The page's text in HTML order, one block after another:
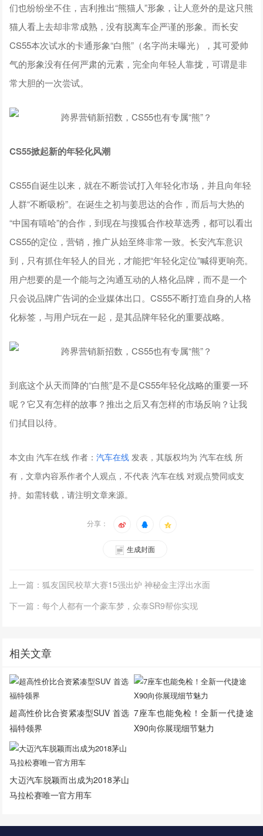
们也纷纷坐不住，吉利推出“熊猫人”形象，让人意外的是这只熊
猫人看上去却非常成熟，没有脱离车企严谨的形象。而长安
CS55本次试水的卡通形象“白熊”（名字尚未曝光），其可爱帅
气的形象没有任何严肃的元素，完全向年轻人靠拢，可谓是非
常大胆的一次尝试。
CS55掀起新的年轻化风潮
CS55自诞生以来，就在不断尝试打入年轻化市场，并且向年轻
人群“不断吸粉”。在诞生之初与姜思达的合作，而后与大热的
“中国有嘻哈”的合作，到现在与搜狐合作校草选秀，都可以看出
CS55的定位，营销，推广从始至终非常一致。长安汽车意识
到，只有抓住年轻人的目光，才能把“年轻化定位”喊得更响亮。
用户想要的是一个能与之沟通互动的人格化品牌，而不是一个
只会说品牌广告词的企业媒体出口。CS55不断打造自身的人格
化标签，与用户玩在一起，是其品牌年轻化的重要战略。
到底这个从天而降的“白熊”是不是CS55年轻化战略的重要一环
呢？它又有怎样的故事？推出之后又有怎样的市场反响？让我
们拭目以待。
本文由 汽车在线 作者：汽车在线 发表，其版权均为 汽车在线 所
有，文章内容系作者个人观点，不代表 汽车在线 对观点赞同或支
持。如需转载，请注明文章来源。
分享：
生成封面
上一篇：狐友国民校草大赛15强出炉 神秘金主浮出水面
下一篇：每个人都有一个豪车梦，众泰SR9帮你实现
相关文章
超高性价比合资紧凑型SUV 首选
福特领界
7座车也能免检！全新一代捷途
X90向你展现细节魅力
大迈汽车脱颖而出成为2018茅山
马拉松赛唯一官方用车